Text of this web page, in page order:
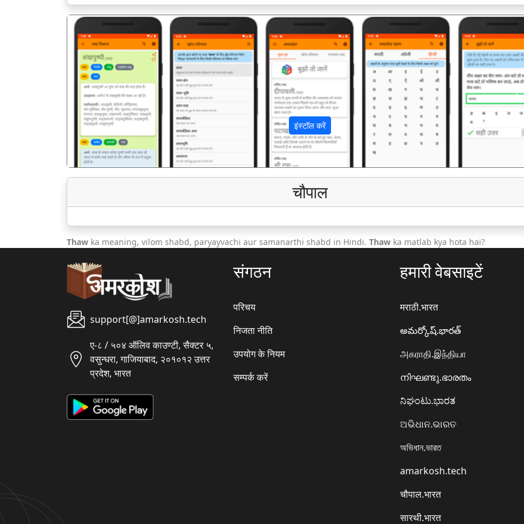
इंस्टॉल करें
पिछला
चौपाल
Thaw ka meaning, vilom shabd, paryayvachi aur samanarthi shabd in Hindi. Thaw ka matlab kya hota hai?
support[@]amarkosh.tech
ए-८ / ५०४ ऑलिव काउण्टी, सैक्टर ५,
वसुन्धरा, गाजियाबाद, २०१०१२ उत्तर
प्रदेश, भारत
संगठन
परिचय
निजता नीति
उपयोग के नियम
सम्पर्क करें
हमारी वेबसाइटें
मराठी.भारत
అమర్కోష్.భారత్
அகராதி.இந்தியா
നിഘണ്ടു.ഭാരതം
ನಿಘಂಟು.ಭಾರತ
ଅଭିଧାନ.ଭାରତ
অভিধান.ভারত
amarkosh.tech
चौपाल.भारत
सारथी.भारत